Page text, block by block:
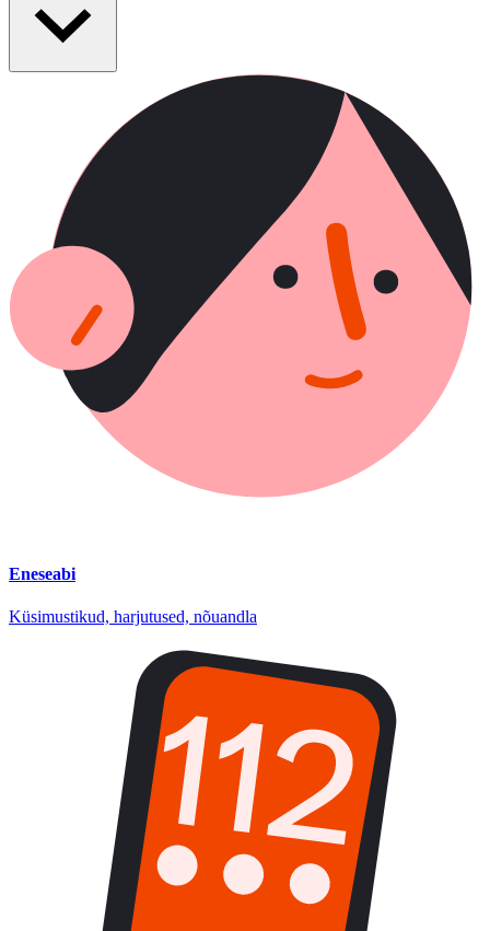
Eneseabi
Küsimustikud, harjutused, nõuandla